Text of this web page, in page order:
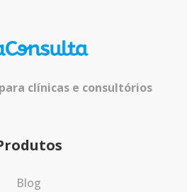
clínicas e consultórios
Blog